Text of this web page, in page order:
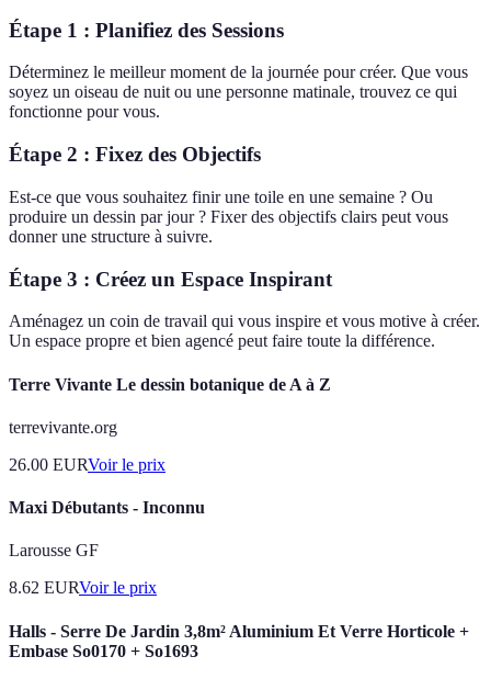
Étape 1 : Planifiez des Sessions
Déterminez le meilleur moment de la journée pour créer. Que vous
soyez un oiseau de nuit ou une personne matinale, trouvez ce qui
fonctionne pour vous.
Étape 2 : Fixez des Objectifs
Est-ce que vous souhaitez finir une toile en une semaine ? Ou
produire un dessin par jour ? Fixer des objectifs clairs peut vous
donner une structure à suivre.
Étape 3 : Créez un Espace Inspirant
Aménagez un coin de travail qui vous inspire et vous motive à créer.
Un espace propre et bien agencé peut faire toute la différence.
Terre Vivante Le dessin botanique de A à Z
terrevivante.org
26.00 EURVoir le prix
Maxi Débutants - Inconnu
Larousse GF
8.62 EURVoir le prix
Halls - Serre De Jardin 3,8m² Aluminium Et Verre Horticole +
Embase So0170 + So1693